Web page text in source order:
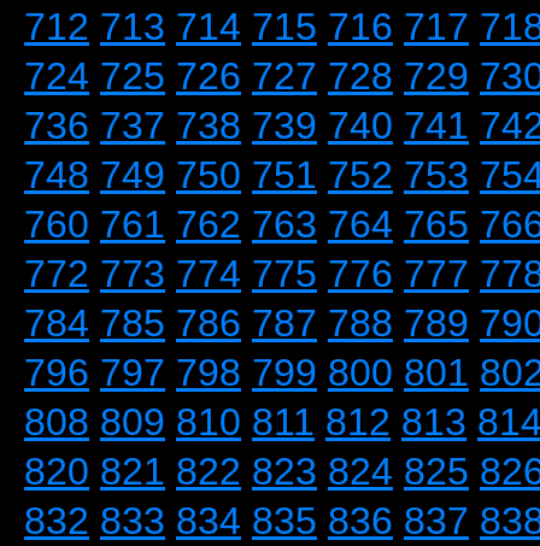
712 713 714 715 716 717
724 725 726 727 728 729
736 737 738 739 740 741
748 749 750 751 752 753
760 761 762 763 764 765
772 773 774 775 776 777
784 785 786 787 788 789
796 797 798 799 800 801
808 809 810 811 812 813
820 821 822 823 824 825
832 833 834 835 836 837